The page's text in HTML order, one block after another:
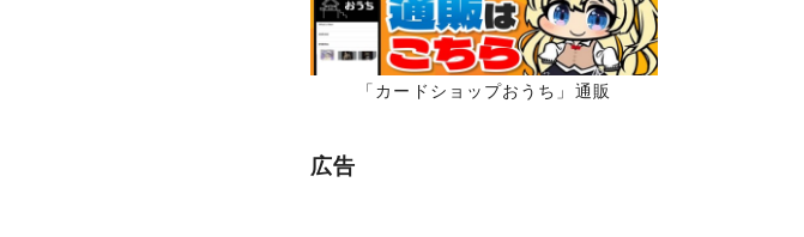
「カードショップおうち」通販
広告